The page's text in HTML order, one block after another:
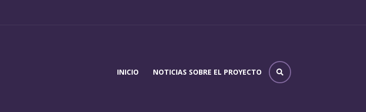
INICIO NOTICIAS SOBRE EL PROYECTO